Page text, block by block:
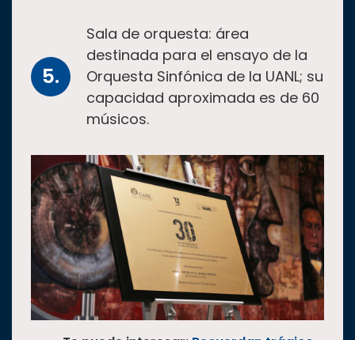
Sala de orquesta: área
destinada para el ensayo de la
Orquesta Sinfónica de la UANL; su
capacidad aproximada es de 60
músicos.